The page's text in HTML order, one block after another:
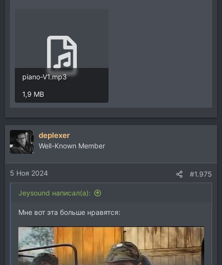
piano-V1.mp3
1,9 MB
deplexer
Well-Known Member
5 Ноя 2024 #1.975
Jeysound написал(а):
Мне вот эта больше нравятся: